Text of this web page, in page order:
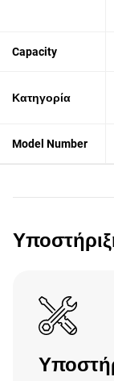
Capacity
Κατηγορία
Model Number